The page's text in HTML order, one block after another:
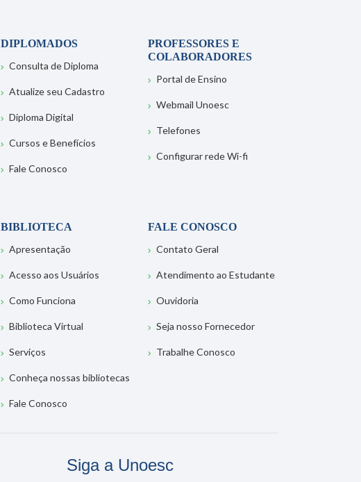
DIPLOMADOS
Consulta de Diploma
Atualize seu Cadastro
Diploma Digital
Cursos e Benefícios
Fale Conosco
PROFESSORES E
COLABORADORES
Portal de Ensino
Webmail Unoesc
Telefones
Configurar rede Wi-fi
BIBLIOTECA
Apresentação
Acesso aos Usuários
Como Funciona
Biblioteca Virtual
Serviços
Conheça nossas bibliotecas
Fale Conosco
FALE CONOSCO
Contato Geral
Atendimento ao Estudante
Ouvidoria
Seja nosso Fornecedor
Trabalhe Conosco
Siga a Unoesc